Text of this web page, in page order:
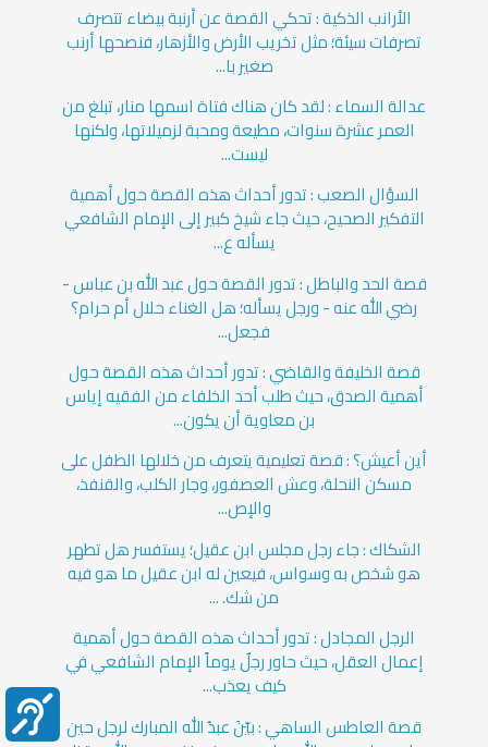
الأرانب الذكية : تحكي القصة عن أرنبة بيضاء تتصرف
تصرفات سيئة؛ مثل تخريب الأرض والأزهار، فنصحها أرنب
صغير با...
عدالة السماء : لقد كان هناك فتاة اسمها منار، تبلغ من
العمر عشرة سنوات، مطيعة ومحبة لزميلاتها، ولكنها
ليست...
السؤال الصعب : تدور أحداث هذه القصة حول أهمية
التفكير الصحيح، حيث جاء شيخ كبير إلى الإمام الشافعي
يسأله ع...
قصة الحد والباطل : تدور القصة حول عبد الله بن عباس -
رضي الله عنه - ورجل يسأله؛ هل الغناء حلال أم حرام؟
فجعل...
قصة الخليفة والقاضي : تدور أحداث هذه القصة حول
أهمية الصدق، حيث طلب أحد الخلفاء من الفقيه إياس
بن معاوية أن يكون...
أين أعيش؟ : قصة تعليمية يتعرف من خلالها الطفل على
مسكن النحلة، وعش العصفور، وجار الكلب، والقنفذ،
والإص...
الشكاك : جاء رجل مجلس ابن عقيل؛ يستفسر هل تطهر
هو شخص به وسواس، فيعين له ابن عقيل ما هو فيه
من شك. ...
الرجل المجادل : تدور أحداث هذه القصة حول أهمية
إعمال العقل، حيث حاور رجلٌ يوماً الإمام الشافعي في
كيف يعذب...
قصة العاطس الساهي : بيّنَ عبدُ الله المبارك لرجل حين